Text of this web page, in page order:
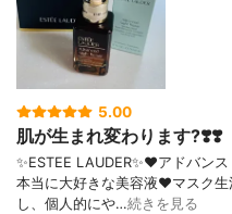
5.00
肌が生まれ変わります?❣️❣️
✨ESTEE LAUDER✨❤︎アドバン
本当に大好きな美容液❤️マスク
し、個人的にや…続きを見る